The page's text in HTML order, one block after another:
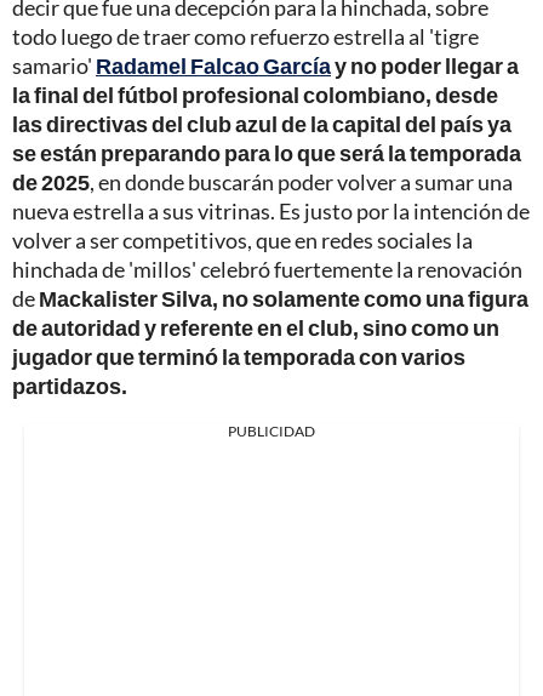
decir que fue una decepción para la hinchada, sobre
todo luego de traer como refuerzo estrella al 'tigre
samario' Radamel Falcao Garcíay no poder llegar a
la final del fútbol profesional colombiano, desde
las directivas del club azul de la capital del país ya
se están preparando para lo que será la temporada
de 2025, en donde buscarán poder volver a sumar una
nueva estrella a sus vitrinas. Es justo por la intención de
volver a ser competitivos, que en redes sociales la
hinchada de 'millos' celebró fuertemente la renovación
deMackalister Silva, no solamente como una figura
de autoridad y referente en el club, sino como un
jugador que terminó la temporada con varios
partidazos.
PUBLICIDAD